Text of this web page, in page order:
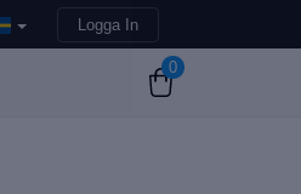
Logga In
0